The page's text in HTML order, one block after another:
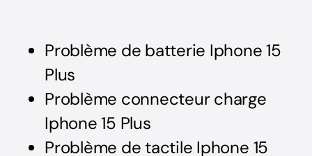
Problème de batterie Iphone 15
Plus
Problème connecteur charge
Iphone 15 Plus
Problème de tactile Iphone 15